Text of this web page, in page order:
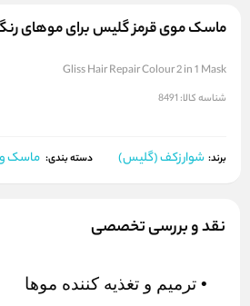
ماسک موی قرمز گلیس برای موهای
Gliss Hair Repair Colour 2 in 1 Mask
شناسه کالا: 8491
برند: شوارزکف (گلیس) دسته بندی: ماسک و
نقد و بررسی تخصصی
• ترمیم و تغذیه کننده موها